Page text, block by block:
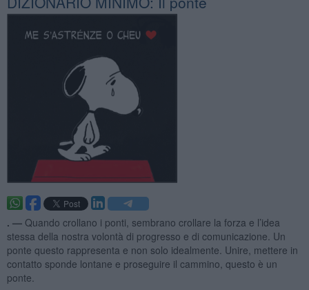
. — Quando crollano i ponti, sembrano crollare la forza e l’idea
stessa della nostra volontà di progresso e di comunicazione. Un
ponte questo rappresenta e non solo idealmente. Unire, mettere in
contatto sponde lontane e proseguire il cammino, questo è un
ponte.